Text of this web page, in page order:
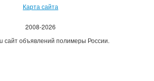
Карта сайта
2008-2026
сайт объявлений полимеры России.